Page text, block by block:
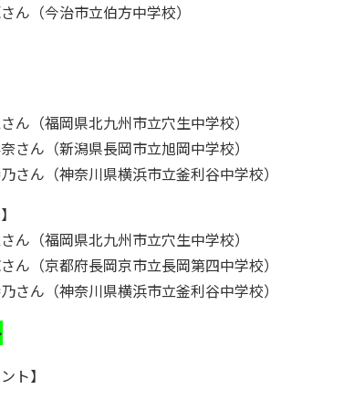
（今治市立伯方中学校）
（福岡県北九州市立穴生中学校）
ん（新潟県長岡市立旭岡中学校）
ん（神奈川県横浜市立釜利谷中学校）
（福岡県北九州市立穴生中学校）
（京都府長岡京市立長岡第四中学校）
ん（神奈川県横浜市立釜利谷中学校）
ト】